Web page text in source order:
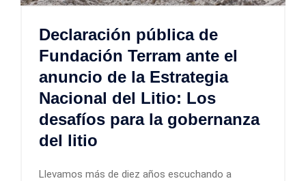
Declaración pública de
Fundación Terram ante el
anuncio de la Estrategia
Nacional del Litio: Los
desafíos para la gobernanza
del litio
Llevamos más de diez años escuchando a